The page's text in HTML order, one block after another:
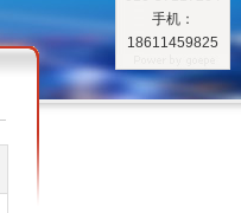
手机：
18611459825